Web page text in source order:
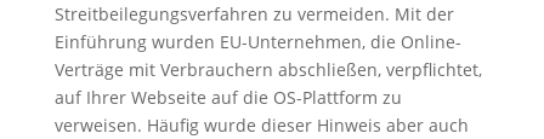
Streitbeilegungsverfahren zu vermeiden. Mit der
Einführung wurden EU-Unternehmen, die Online-
Verträge mit Verbrauchern abschließen, verpflichtet,
auf Ihrer Webseite auf die OS-Plattform zu
verweisen. Häufig wurde dieser Hinweis aber auch